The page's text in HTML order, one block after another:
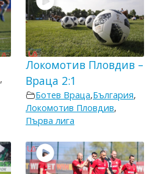
,
Локомотив Пловдив –
Враца 2:1
Ботев Враца,България,
Локомотив Пловдив,
Първа лига